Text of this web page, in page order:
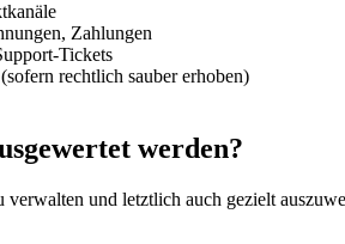
Zahlungen
Tickets
rechtlich sauber erhoben)
werden?
und letztlich auch gezielt